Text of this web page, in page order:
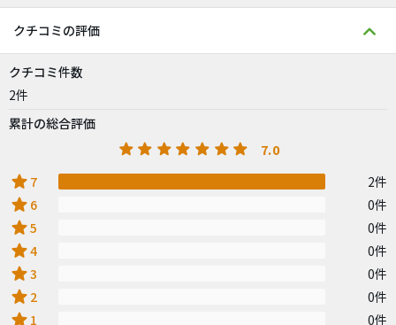
クチコミの評価
クチコミ件数
2件
累計の総合評価
7.0
star 7 2件
star 6 0件
star5 0件
star4 0件
star3 0件
star 2 0件
star 1
0件